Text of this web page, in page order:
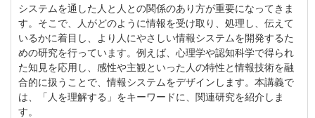
システムを通した人と人との関係のあり方が重要になってきま
す。そこで、人がどのように情報を受け取り、処理し、伝えて
いるかに着目し、より人にやさしい情報システムを開発するた
めの研究を行っています。例えば、心理学や認知科学で得られ
た知見を応用し、感性や主観といった人の特性と情報技術を融
合的に扱うことで、情報システムをデザインします。本講義で
は、「人を理解する」をキーワードに、関連研究を紹介しま
す。